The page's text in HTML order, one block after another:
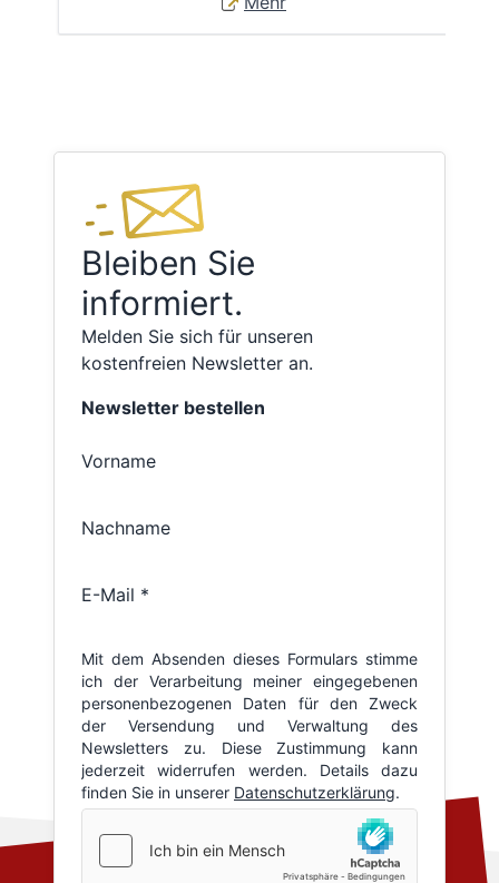
Bleiben Sie
informiert.
Melden Sie sich für unseren
kostenfreien Newsletter an.